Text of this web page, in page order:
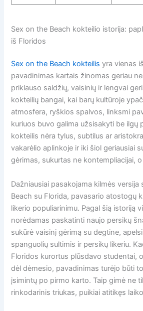
Sex on the Beach kokteilio istorija:
iš Floridos
Sex on the Beach kokteilis yra vienas
pavadinimas kartais žinomas geriau
priklauso saldžių, vaisinių ir lengvai
kokteilių bangai, kai barų kultūroje
atmosfera, ryškios spalvos, linksmi
kuriuos buvo galima užsisakyti be ilgų
kokteilis nėra tylus, subtilus ar
vakarėlio aplinkoje ir iki šiol geriausiai
gėrimas, sukurtas ne kontempliacijai,
Dažniausiai pasakojama kilmės versija
Beach su Florida, pavasario atostogų
likerio populiarinimu. Pagal šią istoriją
norėdamas paskatinti naujo persikų
sukūrė vaisinį gėrimą su degtine,
spanguolių sultimis ir persikų likeriu.
Floridos kurortus plūsdavo studentai,
dėl dėmesio, pavadinimas turėjo būti
įsimintų po pirmo karto. Taip gimė ne
rinkodarinis triukas, puikiai atitikęs